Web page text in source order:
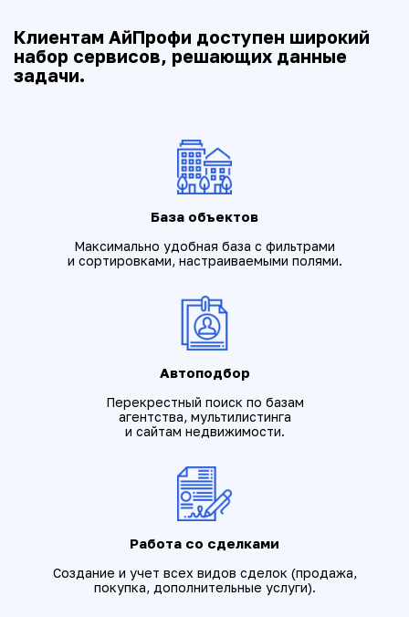
Клиентам АйПрофи доступен широкий
набор сервисов, решающих данные
задачи.
База объектов
Максимально удобная база с фильтрами
и сортировками, настраиваемыми полями.
Автоподбор
Перекрестный поиск по базам
агентства, мультилистинга
и сайтам недвижимости.
Работа со сделками
Создание и учет всех видов сделок (продажа,
покупка, дополнительные услуги).